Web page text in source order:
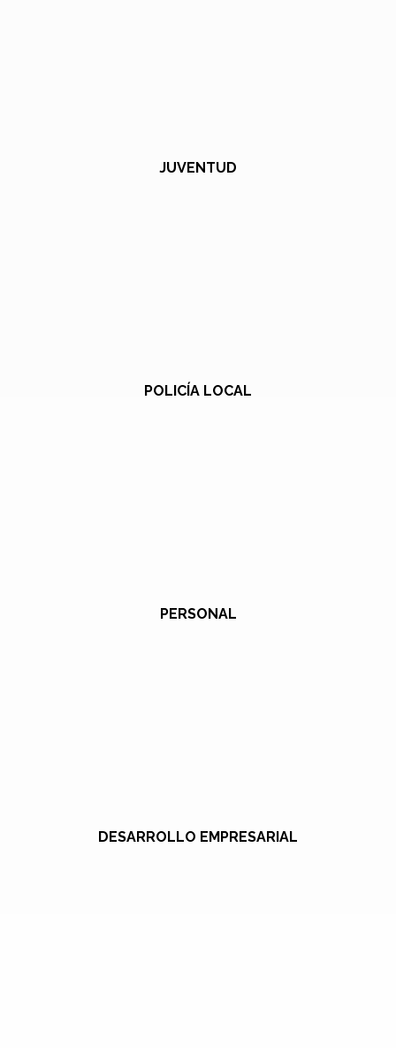
JUVENTUD
POLICÍA LOCAL
PERSONAL
DESARROLLO EMPRESARIAL